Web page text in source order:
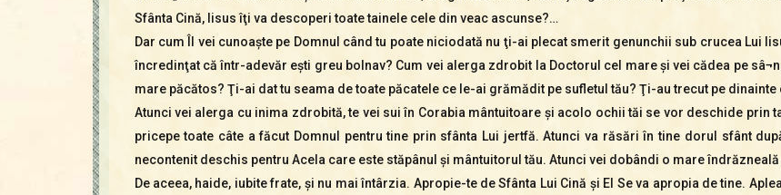
Sfânta Cină, Iisus îţi va descoperi toate tainele cele din veac ascunse?…
Dar cum Îl vei cunoaşte pe Domnul când tu poate niciodată nu ţi-ai plecat smerit genunchii sub crucea Lui
încredinţat că într-adevăr eşti greu bolnav? Cum vei alerga zdrobit la Doctorul cel mare şi vei cădea pe
mare păcătos? Ţi-ai dat tu seama de toate păcatele ce le-ai grămădit pe sufletul tău? Ţi-au trecut pe
Atunci vei alerga cu inima zdrobită, te vei sui în Corabia mântuitoare şi acolo ochii tăi se vor deschide prin
pricepe toate câte a făcut Domnul pentru tine prin sfânta Lui jertfă. Atunci va răsări în tine dorul sfânt
necontenit deschis pentru Acela care este stăpânul şi mântuitorul tău. Atunci vei dobândi o mare
De aceea, haide, iubite frate, şi nu mai întârzia. Apropie-te de Sfânta Lui Cină şi El Se va apropia de tine.